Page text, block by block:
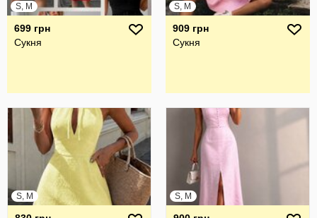
S, M
699 грн
Сукня
S, M
909 грн
Сукня
S, M S, M